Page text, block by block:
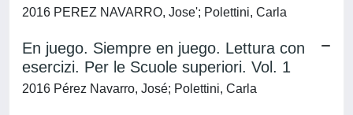
2016 PEREZ NAVARRO, Jose'; Polettini, Carla
En juego. Siempre en juego. Lettura con
esercizi. Per le Scuole superiori. Vol. 1
2016 Pérez Navarro, José; Polettini, Carla